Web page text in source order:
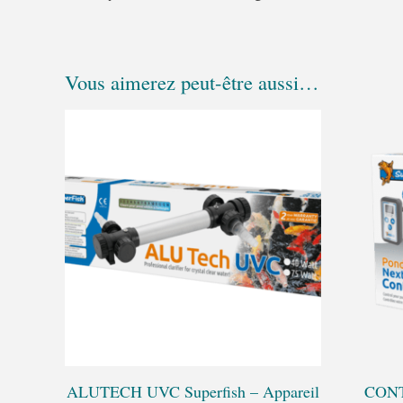
Vous aimerez peut-être aussi…
ALUTECH UVC Superfish – Appareil
à
235,99 €
plusieurs
variations.
Les
options
peuvent